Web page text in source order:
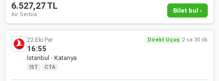
6.527,27 TL
Air Serbia
Bilet bul ›
22 Eki Per Direkt Uçuş 2 sa 30 dk
16:55
İstanbul - Katanya
IST · CTA